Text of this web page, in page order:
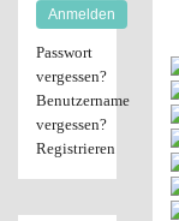
Anmelden
Passwort
vergessen?
Benutzername
vergessen?
Registrieren